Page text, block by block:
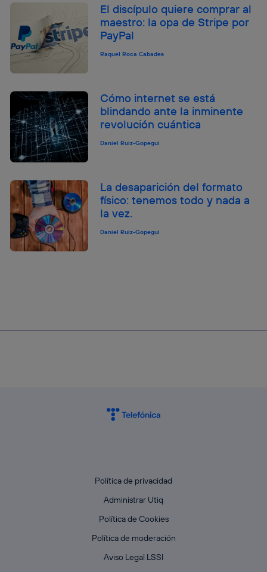
El discípulo quiere comprar al
maestro: la opa de Stripe por
PayPal
Raquel Roca Cabades
Cómo internet se está
blindando ante la inminente
revolución cuántica
Daniel Ruiz-Gopegui
La desaparición del formato
físico: tenemos todo y nada a
la vez.
Daniel Ruiz-Gopegui
Política de privacidad
Administrar Utiq
Política de Cookies
Política de moderación
Aviso Legal LSSI